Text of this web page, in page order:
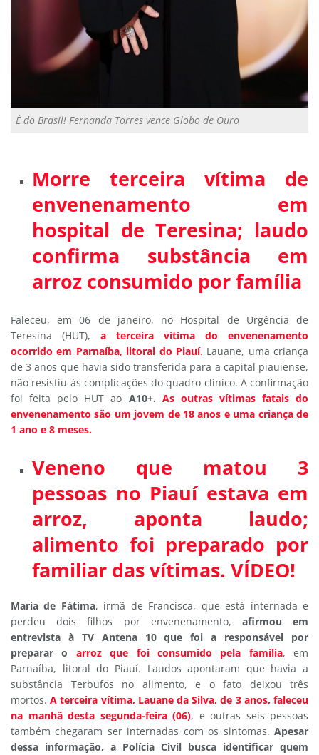
É do Brasil! Fernanda Torres vence Globo de Ouro
Morre terceira vítima de
envenenamento em
hospital de Teresina; laudo
confirma substância em
arroz consumido por família
Faleceu, em 06 de janeiro, no Hospital de Urgência de
Teresina (HUT), a terceira vítima do envenenamento
ocorrido em Parnaíba, litoral do Piauí. Lauane, uma criança
de 3 anos que havia sido transferida para a capital piauiense,
não resistiu às complicações do quadro clínico. A confirmação
foi feita pelo HUT ao A10+. As outras vítimas fatais do
envenenamento são um jovem de 18 anos e uma criança de
1 ano e 8 meses.
Veneno que matou 3
pessoas no Piauí estava em
arroz, aponta laudo;
alimento foi preparado por
familiar das vítimas. VÍDEO!
Maria de Fátima, irmã de Francisca, que está internada e
perdeu dois filhos por envenenamento, afirmou em
entrevista à TV Antena 10 que foi a responsável por
preparar o arroz que foi consumido pela família, em
Parnaíba, litoral do Piauí. Laudos apontaram que havia a
substância Terbufos no alimento, e o fato deixou três
mortos. A terceira vítima, Lauane da Silva, de 3 anos, faleceu
na manhã desta segunda-feira (06), e outras seis pessoas
também chegaram ser internadas com os sintomas. Apesar
dessa informação, a Polícia Civil busca identificar quem